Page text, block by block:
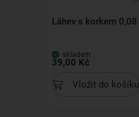
Láhev s korkem 0,08 l
skladem
39,00 Kč
Vložit do košíku